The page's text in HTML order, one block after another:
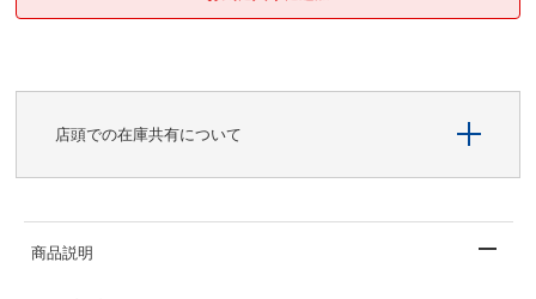
店頭での在庫共有について
商品説明